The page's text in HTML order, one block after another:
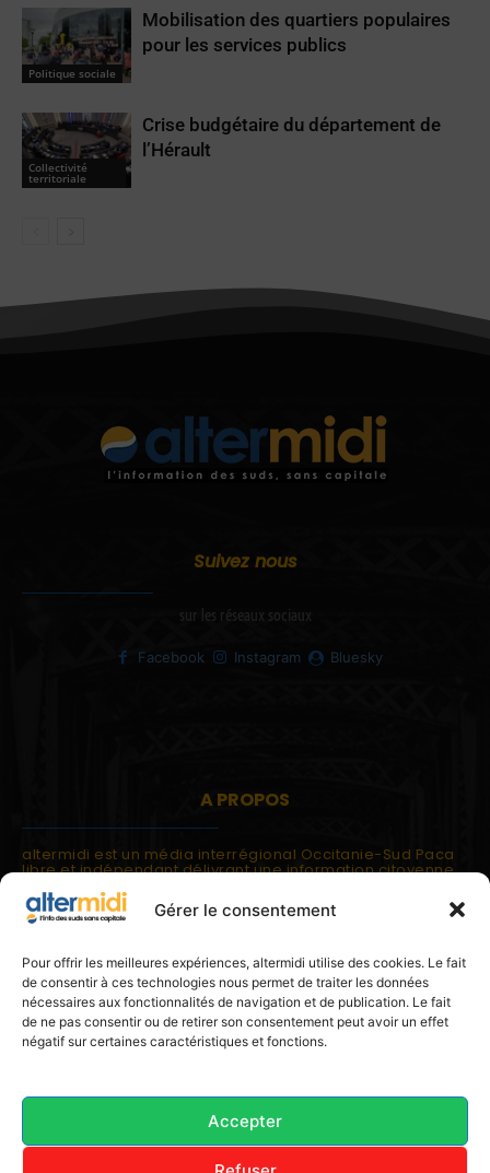
Gérer le consentement
Pour offrir les meilleures expériences, altermidi utilise des cookies. Le fait
de consentir à ces technologies nous permet de traiter les données
nécessaires aux fonctionnalités de navigation et de publication. Le fait
de ne pas consentir ou de retirer son consentement peut avoir un effet
négatif sur certaines caractéristiques et fonctions.
Accepter
Politique sociale
Mobilisation des quartiers populaires
pour les services publics
Collectivité
territoriale
Crise budgétaire du département de
l’Hérault
Suivez nous
sur les réseaux sociaux
Facebook Instagram Bluesky
A PROPOS
altermidi est un média interrégional Occitanie-Sud Paca
libre et indépendant délivrant une information citoyenne
altermidi est ouvert sur les suds, la méditerranée,
l'europe.
altermidi aborde des thématiques globales évaluées à
partir des constats de terrain ou d'analyses à l'échelon
local.
altermidi c'est l'information capitale, sans capitale.